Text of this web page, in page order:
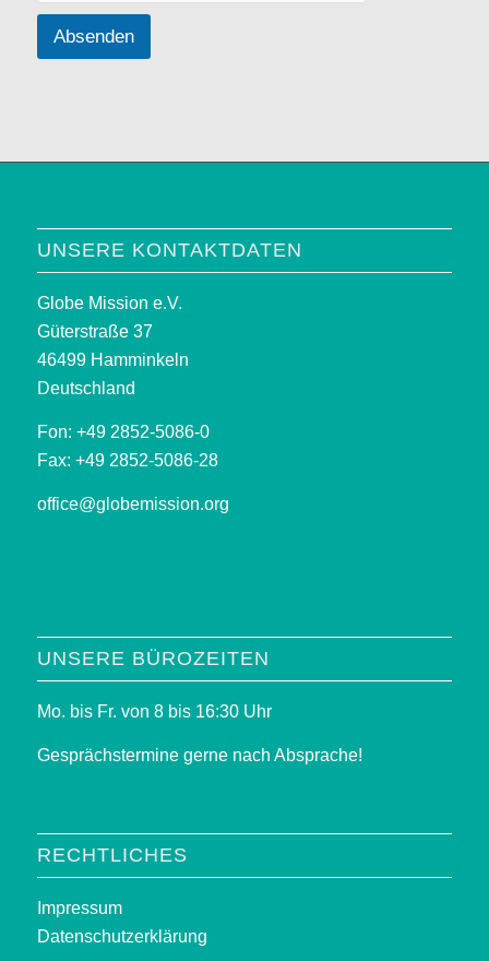
Absenden
UNSERE KONTAKTDATEN
Globe Mission e.V.
Güterstraße 37
46499 Hamminkeln
Deutschland
Fon: +49 2852-5086-0
Fax: +49 2852-5086-28
office@globemission.org
UNSERE BÜROZEITEN
Mo. bis Fr. von 8 bis 16:30 Uhr
Gesprächstermine gerne nach Absprache!
RECHTLICHES
Impressum
Datenschutzerklärung